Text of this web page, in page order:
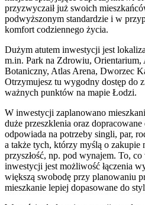
przyzwyczaił już swoich
podwyższonym standardzie i w
komfort codziennego życia.
Dużym atutem inwestycji jest
m.in. Park na Zdrowiu, Orientarium,
Botaniczny, Atlas Arena, Dworzec
Otrzymujesz tu wygodny dostęp do
ważnych punktów na mapie Łodzi.
W inwestycji zaplanowano
duże przeszklenia oraz
odpowiada na potrzeby singli, par,
a także tych, którzy myślą o zakupie
przyszłość, np. pod wynajem. To,
inwestycji jest możliwość łączenia
większą swobodę przy planowaniu
mieszkanie lepiej dopasowane do